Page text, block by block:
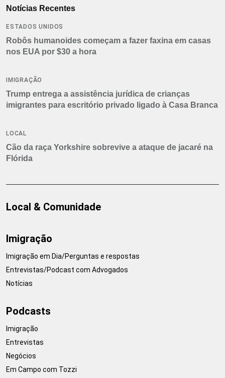
Notícias Recentes
ESTADOS UNIDOS
Robôs humanoides começam a fazer faxina em casas
nos EUA por $30 a hora
IMIGRAÇÃO
Trump entrega a assistência jurídica de crianças
imigrantes para escritório privado ligado à Casa Branca
LOCAL
Cão da raça Yorkshire sobrevive a ataque de jacaré na
Flórida
Local & Comunidade
Imigração
Imigração em Dia/Perguntas e respostas
Entrevistas/Podcast com Advogados
Notícias
Podcasts
Imigração
Entrevistas
Negócios
Em Campo com Tozzi